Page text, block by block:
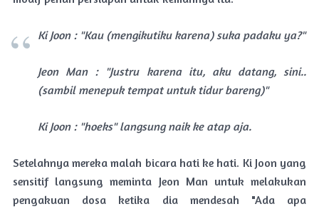
Ki Joon : "Kau (mengikutiku karena) suka padaku ya?"
Jeon Man : "Justru karena itu, aku datang, sini..
(sambil menepuk tempat untuk tidur bareng)"
Ki Joon : "hoeks" langsung naik ke atap aja.
Setelahnya mereka malah bicara hati ke hati. Ki Joon yang
sensitif langsung meminta Jeon Man untuk melakukan
pengakuan dosa ketika dia mendesah "Ada apa